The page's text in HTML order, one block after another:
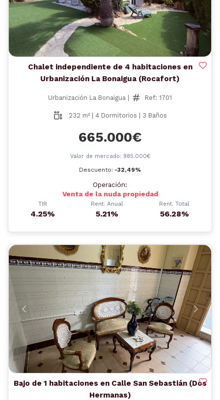
Chalet independiente de 4 habitaciones en
Urbanización La Bonaigua (Rocafort)
Urbanización La Bonaigua | Ref: 1701
232 m² | 4 Dormitorios | 3 Baños
665.000€
Valor de mercado: 985.000€
Descuento: -32,49%
Operación:
Venta de la nuda propiedad
TIR
4.25%
Rent. Anual
5.21%
Rent. Total
56.28%
Anterior
Bajo de 1 habitaciones en Calle San Sebastián (Dos
Hermanas)